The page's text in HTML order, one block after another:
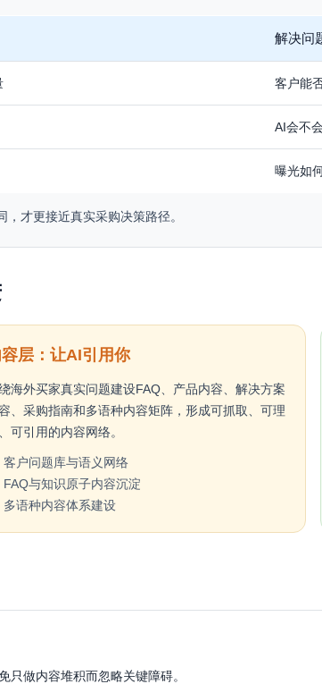
解决问
客户能
AI会不
曝光如
，才更接近真实采购决策路径。
层：让AI引用你
海外买家真实问题建设FAQ、产品内容、解决方案
、采购指南和多语种内容矩阵，形成可抓取、可理
可引用的内容网络。
客户问题库与语义网络
FAQ与知识原子内容沉淀
多语种内容体系建设
做内容堆积而忽略关键障碍。